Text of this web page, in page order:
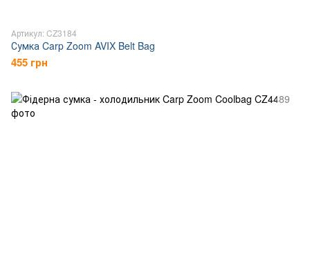
Артикул: CZ3184
Сумка Carp Zoom AVIX Belt Bag
455 грн